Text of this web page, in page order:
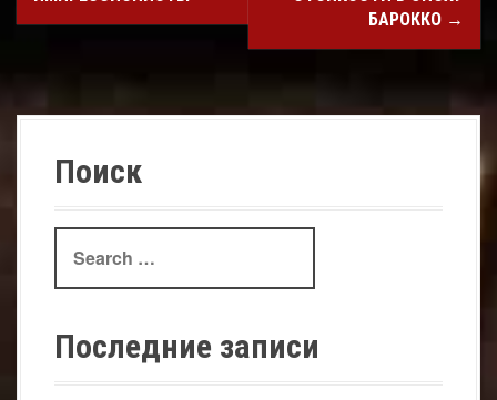
БАРОККО →
Поиск
Search
for:
Последние записи